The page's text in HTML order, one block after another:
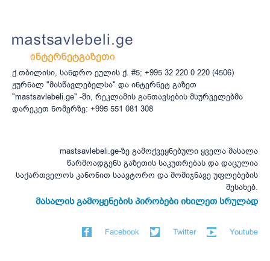
ქ.თბილისი, სანდრო ეულის ქ. #5; +995 32 220 0 220 (4506)
ჟურნალ "მასწავლებელსა" და ინტერნეტ გაზეთ
"mastsavlebeli.ge" -ში, რეკლამის განთავსების მსურველებმა
დარეკეთ ნომერზე: +995 551 081 308
mastsavlebeli.ge-ზე გამოქვეყნებული ყველა მასალა
წარმოადგენს გაზეთის საკუთრებას და დაცულია
საქართველოს კანონით საავტორო და მომიჯნავე უფლებების
შესახებ.
მასალის გამოყენების პირობები იხილეთ სრულად
Facebook Twitter Youtube